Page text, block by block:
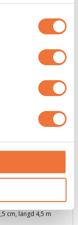
Elastiskt
bandage
glitter
cm, längd 4,5 m